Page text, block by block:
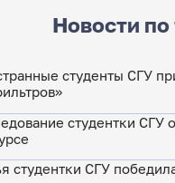
Новости
студенты СГУ
студентки СГУ
студентки СГУ